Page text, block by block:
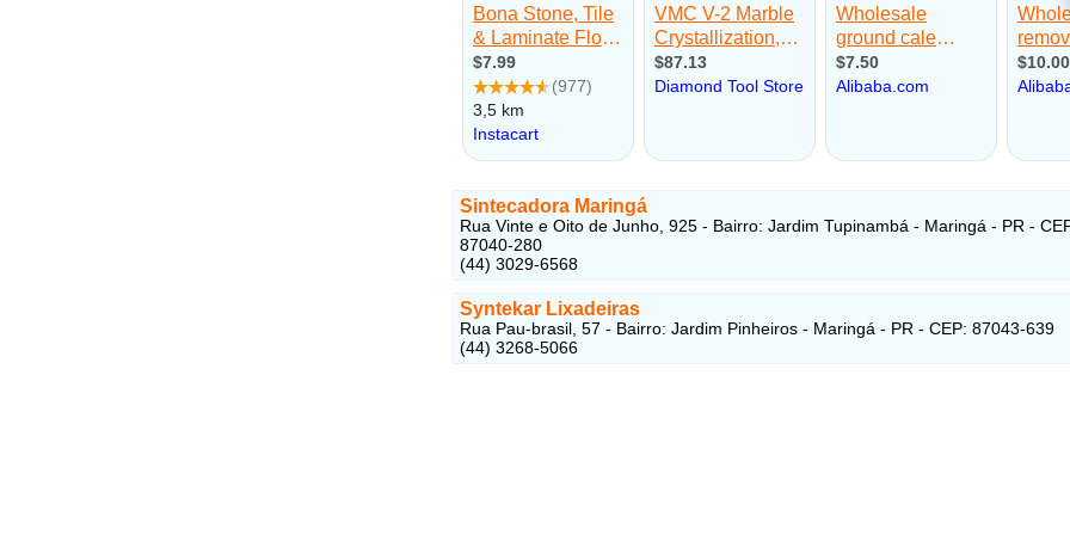
Sintecadora Maringá
Rua Vinte e Oito de Junho, 925 - Bairro: Jardim Tupinambá - Maringá - PR -
87040-280
(44) 3029-6568
Syntekar Lixadeiras
Rua Pau-brasil, 57 - Bairro: Jardim Pinheiros - Maringá - PR - CEP: 87043-639
(44) 3268-5066